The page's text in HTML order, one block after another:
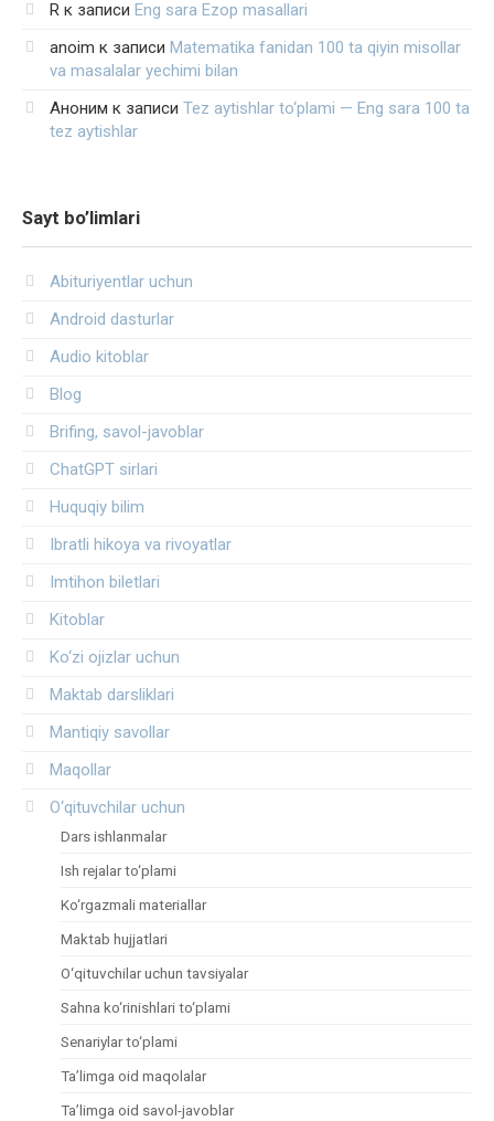
R к записи Eng sara Ezop masallari
anoim к записи Matematika fanidan 100 ta qiyin misollar
va masalalar yechimi bilan
Аноним к записи Tez aytishlar to‘plami — Eng sara 100 ta
tez aytishlar
Sayt bo’limlari
Abituriyentlar uchun
Android dasturlar
Audio kitoblar
Blog
Brifing, savol-javoblar
ChatGPT sirlari
Huquqiy bilim
Ibratli hikoya va rivoyatlar
Imtihon biletlari
Kitoblar
Ko‘zi ojizlar uchun
Maktab darsliklari
Mantiqiy savollar
Maqollar
O‘qituvchilar uchun
Dars ishlanmalar
Ish rejalar to‘plami
Ko‘rgazmali materiallar
Maktab hujjatlari
O‘qituvchilar uchun tavsiyalar
Sahna ko‘rinishlari to‘plami
Senariylar to‘plami
Ta’limga oid maqolalar
Ta’limga oid savol-javoblar